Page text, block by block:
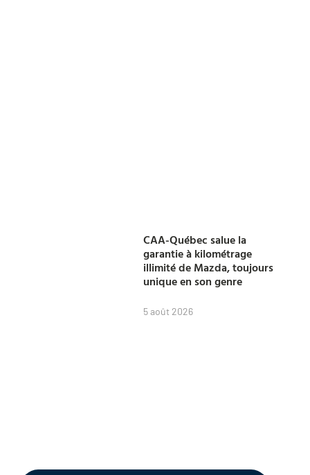
CAA-Québec salue la
garantie à kilométrage
illimité de Mazda, toujours
unique en son genre
5 août 2026